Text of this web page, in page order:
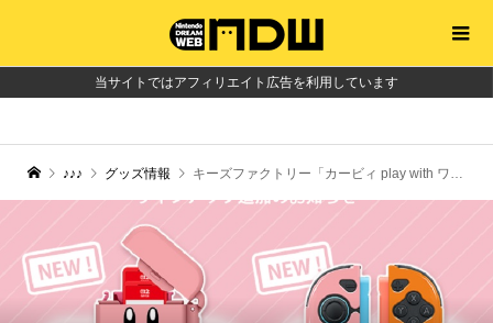
当サイトではアフィリエイト広告を利用しています
♪♪♪ グッズ情報 キーズファクトリー「カービィ play with ワドルディ」シリーズに、新作Nintendo Switch 2 アクセサリーが7月下旬登場